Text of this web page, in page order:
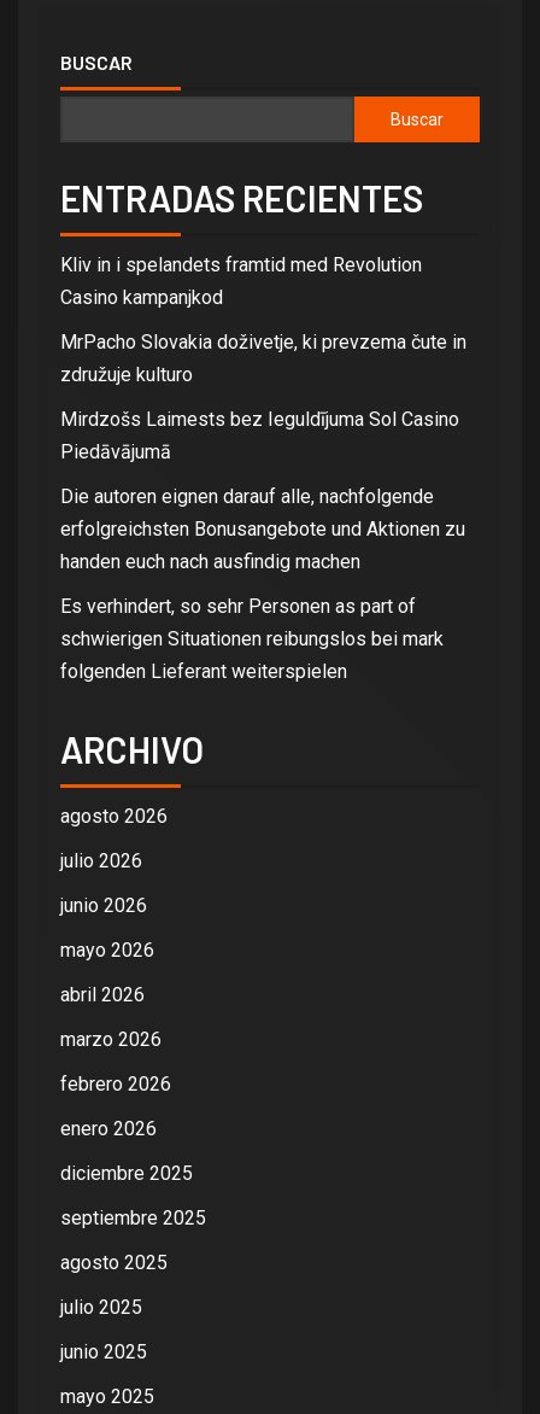
BUSCAR
Buscar
ENTRADAS RECIENTES
Kliv in i spelandets framtid med Revolution
Casino kampanjkod
MrPacho Slovakia doživetje, ki prevzema čute in
združuje kulturo
Mirdzošs Laimests bez Ieguldījuma Sol Casino
Piedāvājumā
Die autoren eignen darauf alle, nachfolgende
erfolgreichsten Bonusangebote und Aktionen zu
handen euch nach ausfindig machen
Es verhindert, so sehr Personen as part of
schwierigen Situationen reibungslos bei mark
folgenden Lieferant weiterspielen
ARCHIVO
agosto 2026
julio 2026
junio 2026
mayo 2026
abril 2026
marzo 2026
febrero 2026
enero 2026
diciembre 2025
septiembre 2025
agosto 2025
julio 2025
junio 2025
mayo 2025